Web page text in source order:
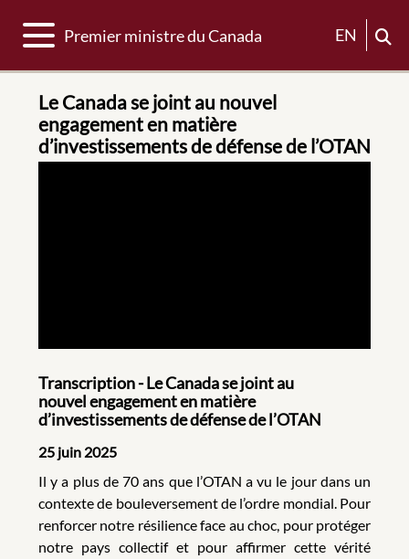
Basculer la navigation
Premier ministre du Canada EN
Le Canada se joint au nouvel
engagement en matière
d’investissements de défense de l’OTAN
Transcription - Le Canada se joint au
nouvel engagement en matière
d’investissements de défense de l’OTAN
25 juin 2025
Il y a plus de 70 ans que l’OTAN a vu le jour dans un
contexte de bouleversement de l’ordre mondial. Pour
renforcer notre résilience face au choc, pour protéger
notre pays collectif et pour affirmer cette vérité